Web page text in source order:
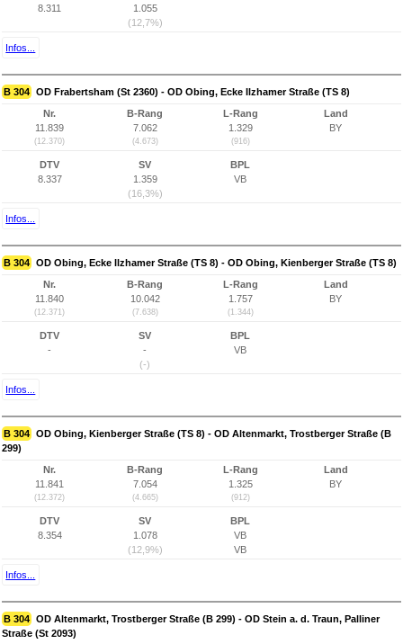
8.311
1.055
(12,7%)
Infos...
B 304 OD Frabertsham (St 2360) - OD Obing, Ecke Ilzhamer Straße (TS 8)
Nr.
11.839
(12.370)
B-Rang
7.062
(4.673)
L-Rang
1.329
(916)
Land
BY
DTV
8.337
SV
1.359
(16,3%)
BPL
VB
Infos...
B 304 OD Obing, Ecke Ilzhamer Straße (TS 8) - OD Obing, Kienberger Straße (TS 8)
Nr.
11.840
(12.371)
B-Rang
10.042
(7.638)
L-Rang
1.757
(1.344)
Land
BY
DTV
-
SV
-
(-)
BPL
VB
Infos...
B 304 OD Obing, Kienberger Straße (TS 8) - OD Altenmarkt, Trostberger Straße (B
299)
Nr.
11.841
(12.372)
B-Rang
7.054
(4.665)
L-Rang
1.325
(912)
Land
BY
DTV
8.354
SV
1.078
(12,9%)
BPL
VB
VB
Infos...
B 304 OD Altenmarkt, Trostberger Straße (B 299) - OD Stein a. d. Traun, Palliner
Straße (St 2093)